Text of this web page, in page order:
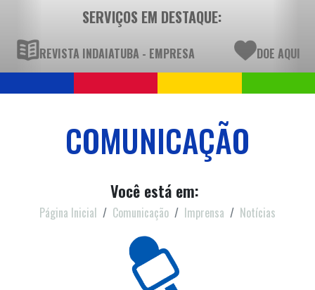
SERVIÇOS EM DESTAQUE:
REVISTA INDAIATUBA - EMPRESA DOE AQUI
COMUNICAÇÃO
Você está em:
Página Inicial Comunicação Imprensa Notícias